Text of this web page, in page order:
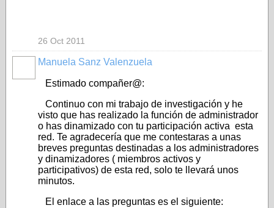
26 Oct 2011
Manuela Sanz Valenzuela
Estimado compañer@:
Continuo con mi trabajo de investigación y he
visto que has realizado la función de administrador
o has dinamizado con tu participación activa esta
red. Te agradecería que me contestaras a unas
breves preguntas destinadas a los administradores
y dinamizadores ( miembros activos y
participativos) de esta red, solo te llevará unos
minutos.
El enlace a las preguntas es el siguiente: